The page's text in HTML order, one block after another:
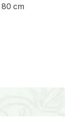
80 cm